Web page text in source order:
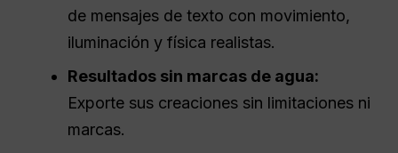
de mensajes de texto con movimiento,
iluminación y física realistas.
Resultados sin marcas de agua:
Exporte sus creaciones sin limitaciones ni
marcas.